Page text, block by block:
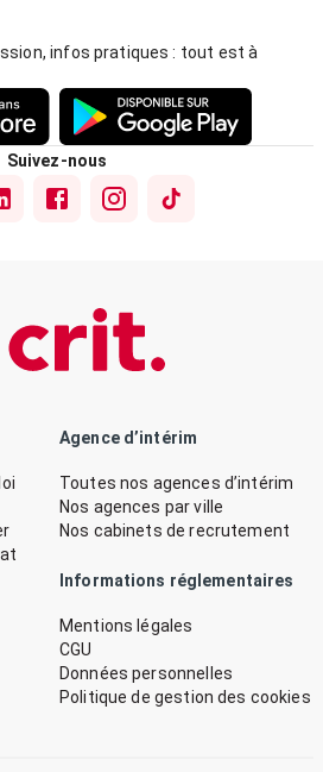
infos pratiques : tout est à
Suivez-nous
Agence d’intérim
Toutes nos agences d’intérim
Nos agences par ville
Nos cabinets de recrutement
Informations réglementaires
Mentions légales
CGU
Données personnelles
Politique de gestion des cookies